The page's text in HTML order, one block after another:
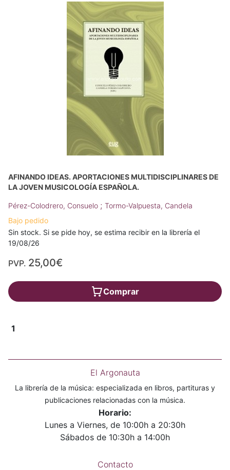
AFINANDO IDEAS. APORTACIONES MULTIDISCIPLINARES DE
LA JOVEN MUSICOLOGÍA ESPAÑOLA.
Pérez-Colodrero, Consuelo ; Tormo-Valpuesta, Candela
Bajo pedido
Sin stock. Si se pide hoy, se estima recibir en la librería el
19/08/26
PVP. 25,00€
Comprar
1
El Argonauta
La librería de la música: especializada en libros, partituras y
publicaciones relacionadas con la música.
Horario:
Lunes a Viernes, de 10:00h a 20:30h
Sábados de 10:30h a 14:00h
Contacto